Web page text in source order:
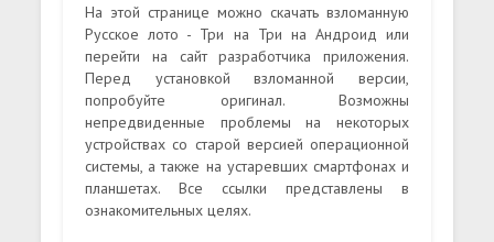
На этой странице можно скачать взломанную
Русское лото - Три на Три на Андроид или
перейти на сайт разработчика приложения.
Перед установкой взломанной версии,
попробуйте оригинал. Возможны
непредвиденные проблемы на некоторых
устройствах со старой версией операционной
системы, а также на устаревших смартфонах и
планшетах. Все ссылки представлены в
ознакомительных целях.